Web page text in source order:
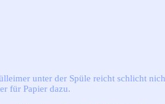
unter der Spüle reicht schlicht
für Papier dazu.